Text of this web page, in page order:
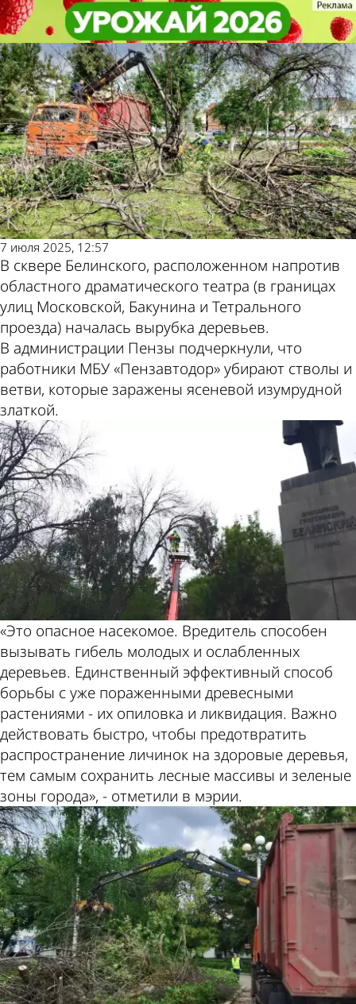
В сквере Белинского началась
вырубка зараженных деревьев
Общество
7 июля 2025, 12:57
В сквере Белинского, расположенном напротив
областного драматического театра (в границах
улиц Московской, Бакунина и Тетрального
проезда) началась вырубка деревьев.
В администрации Пензы подчеркнули, что
работники МБУ «Пензавтодор» убирают стволы и
ветви, которые заражены ясеневой изумрудной
златкой.
«Это опасное насекомое. Вредитель способен
вызывать гибель молодых и ослабленных
деревьев. Единственный эффективный способ
борьбы с уже пораженными древесными
растениями - их опиловка и ликвидация. Важно
действовать быстро, чтобы предотвратить
распространение личинок на здоровые деревья,
тем самым сохранить лесные массивы и зеленые
зоны города», - отметили в мэрии.
В сквере Белинского началась
вырубка зараженных деревьев
Общество
Другие новости
по теме
Погода и курсы
валют в Пензе